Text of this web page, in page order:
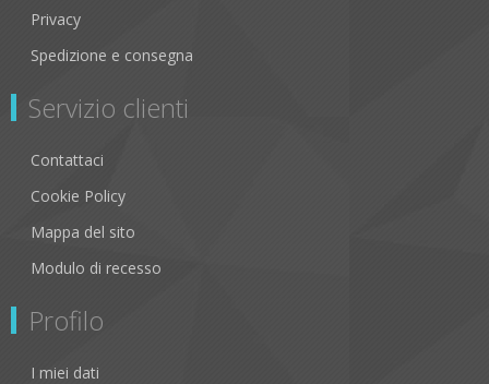
Privacy
Spedizione e consegna
Servizio clienti
Contattaci
Cookie Policy
Mappa del sito
Modulo di recesso
Profilo
I miei dati